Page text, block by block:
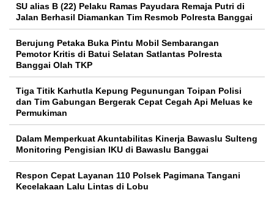
SU alias B (22) Pelaku Ramas Payudara Remaja Putri di
Jalan Berhasil Diamankan Tim Resmob Polresta Banggai
Berujung Petaka Buka Pintu Mobil Sembarangan
Pemotor Kritis di Batui Selatan Satlantas Polresta
Banggai Olah TKP
Tiga Titik Karhutla Kepung Pegunungan Toipan Polisi
dan Tim Gabungan Bergerak Cepat Cegah Api Meluas ke
Permukiman
Dalam Memperkuat Akuntabilitas Kinerja Bawaslu Sulteng
Monitoring Pengisian IKU di Bawaslu Banggai
Respon Cepat Layanan 110 Polsek Pagimana Tangani
Kecelakaan Lalu Lintas di Lobu